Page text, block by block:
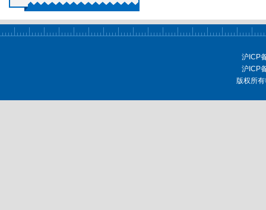
沪ICP
沪ICP
版权所